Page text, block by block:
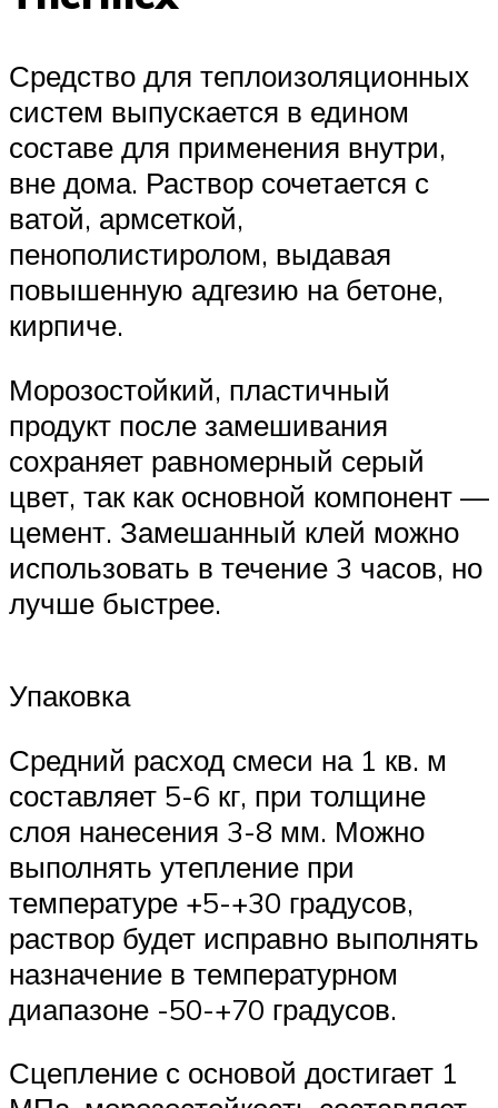
Средство для теплоизоляционных
систем выпускается в едином
составе для применения внутри,
вне дома. Раствор сочетается с
ватой, армсеткой,
пенополистиролом, выдавая
повышенную адгезию на бетоне,
кирпиче.
Морозостойкий, пластичный
продукт после замешивания
сохраняет равномерный серый
цвет, так как основной компонент —
цемент. Замешанный клей можно
использовать в течение 3 часов, но
лучше быстрее.
Упаковка
Средний расход смеси на 1 кв. м
составляет 5-6 кг, при толщине
слоя нанесения 3-8 мм. Можно
выполнять утепление при
температуре +5-+30 градусов,
раствор будет исправно выполнять
назначение в температурном
диапазоне -50-+70 градусов.
Сцепление с основой достигает 1